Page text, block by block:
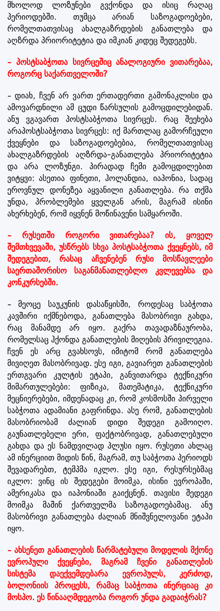
მხოლოდ ლოზუნები გვქონდა და ისიც რაღაც
პერიოდებში. თუმცა არიან საზოგადოებები,
რომელთათვისაც ახალგაზრდების განათლება და
აღზრდა პრიორიტეტია და იმკიან კიდეც შედეგებს.
– პოსტსაბჭოთა სივრცეშიც ანალოგიური ვითარებაა,
როგორც საქართველოში?
– დიახ, ჩვენ არ ვართ ერთადერთი გამონაკლისი და
ამოვარდნილი ამ ცუდი წარსულის გამოცდილებიდან.
ანუ ვგავართ პოსტსაბჭოთა სივრცეს. რაც შეეხება
არაპოსტსაბჭოთა სივრცეს: იქ მართლაც გამორჩეული
ქვეყნები და საზოგადოებებია, რომელთათვისაც
ახალგაზრდების აღზრდა-განათლება პრიორიტეტია
და არა ლოზუნგი. პირადად ჩემი გამოცდილებით
ვიტყვი: ასეთია ფინეთი, ჰოლანდია, იაპონია, სადაც
ეროვნულ დონეზეა აყვანილი განათლება. რა თქმა
უნდა, პრობლემები ყველგან არის, მაგრამ ისინი
ახერხებენ, რომ იყვნენ მოწინავენი სამყაროში.
– რუსეთში როგორი ვითარებაა? ის, ყოველ
შემთხვევაში, უსწრებს სხვა პოსტსაბჭოთა ქვეყნებს, იმ
შედეგებით, რასაც აჩვენებენ რუსი მოსწავლეები
საერთაშორისო საგანმანათლებლო კვლევებსა და
კონკურსებში.
– მეოცე საუკუნის დასაწყისში, როდესაც საბჭოთა
კავშირი იქმნებოდა, განათლება მასობრივი გახდა,
რაც მანამდე არ იყო. გაქრა თავადაზნაურობა,
რომელსაც ჰქონდა განათლების მიღების პრივილეგია.
ჩვენ ეს არც გვახსოვს, იმიტომ რომ განათლება
მივიღეთ მასობრივად. ესე იგი, გავიარეთ განათლების
ერთგვარი კულტის ეტაპი, განვითარდა ტექნიკური
მიმართულებები: ფიზიკა, მათემატიკა, ტექნიკური
მეცნიერებები, იმდენადაც კი, რომ კოსმოსში პირველი
საბჭოთა ადამიანი გაფრინდა. ასე რომ, განათლების
მასობრიობამ ძალიან დიდი შედეგი გამოიღო.
გაუნათლებელი ერი, ფაქტობრივად, განათლებული
გახდა და ეს ნამდვილად პლუსი იყო. რუსეთი ახლაც
ამ ინერციით მიდის წინ, მაგრამ, თუ საბჭოთა პერიოდს
შევადარებთ, ტემპმა იკლო. ესე იგი, რესურსებმაც
იკლო: ვინც ის შედეგები მოიმკა, ისინი ევროპაში,
ამერიკასა და იაპონიაში გაიქცნენ. თავისი შედეგი
მოიმკა მაშინ ქართველმა საზოგადოებამაც. ანუ
მასობრივი განათლება ძალიან მნიშვნელოვანი ეტაპი
იყო.
– ახსენეთ განათლების წარმატებული მოდელის მქონე
ევროპული ქვეყნები, მაგრამ ჩვენი განათლების
სისტემა დაექვემდებარა ევროპულს, კერძოდ,
ბოლონიის პროცესს, რამაც საბჭოთა ინერციაც კი
მოსპო. ეს წინააღმდეგობა როგორ უნდა გადაიჭრას?